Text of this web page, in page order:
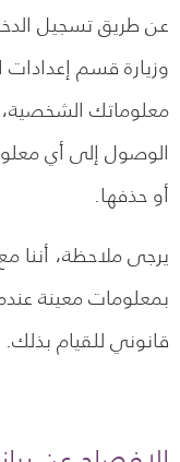
عن طريق تسجيل
وزيارة قسم
معلوماتك
الوصول إلى أي
أو حذفها.
يرجى ملاحظة، أننا
بمعلومات معينة
قانوني للقيام بذلك.